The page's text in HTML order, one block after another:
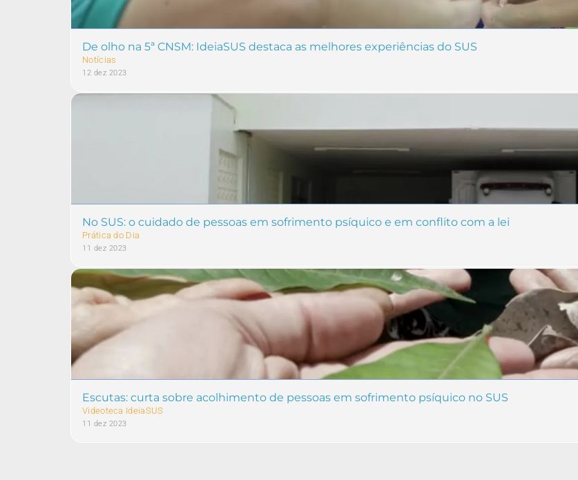
De olho na 5ª CNSM: IdeiaSUS destaca as melhores experiências do SUS
Notícias
12 dez 2023
No SUS: o cuidado de pessoas em sofrimento psíquico e em conflito com a lei
Prática do Dia
11 dez 2023
Escutas: curta sobre acolhimento de pessoas em sofrimento psíquico no SUS
Videoteca IdeiaSUS
11 dez 2023